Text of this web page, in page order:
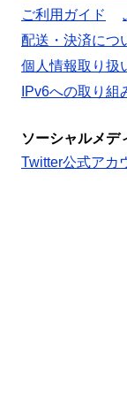
ご利用ガイド
配送・決済につ
個人情報取り扱
IPv6への取り組
ソーシャルメデ
Twitter公式アカ